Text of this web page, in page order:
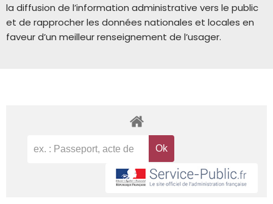
la diffusion de l’information administrative vers le public
et de rapprocher les données nationales et locales en
faveur d’un meilleur renseignement de l’usager.